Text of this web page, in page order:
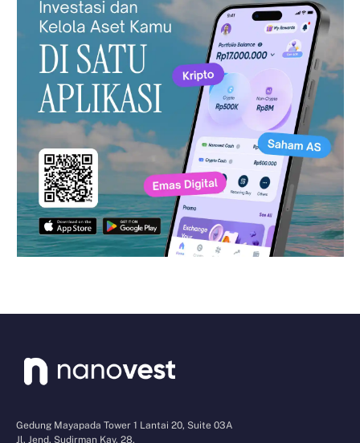
Gedung Mayapada Tower 1 Lantai 20, Suite 03A
Jl. Jend. Sudirman Kav. 28,